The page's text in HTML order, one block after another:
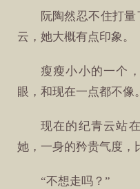
阮陶然忍不住打
云，她大概有点印象。
瘦瘦小小的一个
眼，和现在一点都不像。
现在的纪青云站
她，一身的矜贵气度，
“不想走吗？”